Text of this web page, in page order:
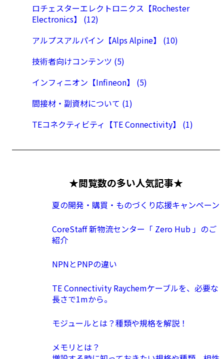
ロチェスターエレクトロニクス【Rochester
Electronics】 (12)
アルプスアルパイン【Alps Alpine】 (10)
技術者向けコンテンツ (5)
インフィニオン【Infineon】 (5)
間接材・副資材について (1)
TEコネクティビティ【TE Connectivity】 (1)
★閲覧数の多い人気記事★
夏の開発・購買・ものづくり応援キャンペーン
CoreStaff 新物流センター「 Zero Hub 」のご
紹介
NPNとPNPの違い
TE Connectivity Raychemケーブルを、必要な
長さで1mから。
モジュールとは？種類や規格を解説！
メモリとは？